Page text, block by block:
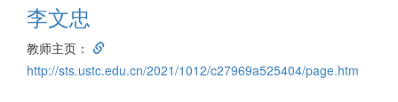
李文忠
教师主页：
http://sts.ustc.edu.cn/2021/1012/c27969a525404/page.htm